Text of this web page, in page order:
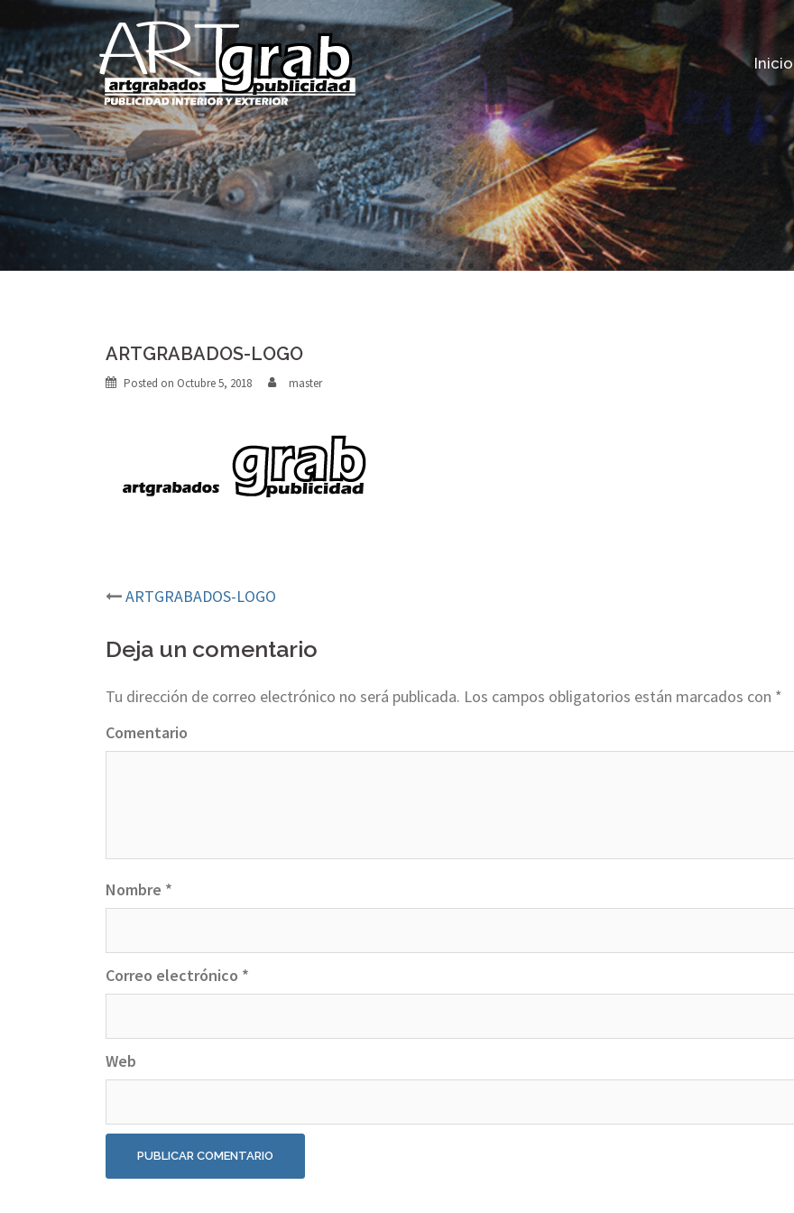
to
content
Inicio
ARTGRABADOS-LOGO
Posted on Octubre 5, 2018 master
Post
navigation
ARTGRABADOS-LOGO
Deja un comentario
Tu dirección de correo electrónico no será publicada. Los campos obligatorios están marcados con *
Comentario
Nombre *
Correo electrónico *
Web